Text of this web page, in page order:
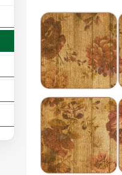
je
0,0
z
5
hvězdiček.